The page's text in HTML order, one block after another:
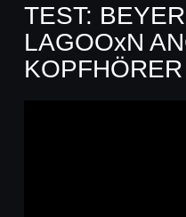
TEST:
LAGOOxN
KOPFHÖRER